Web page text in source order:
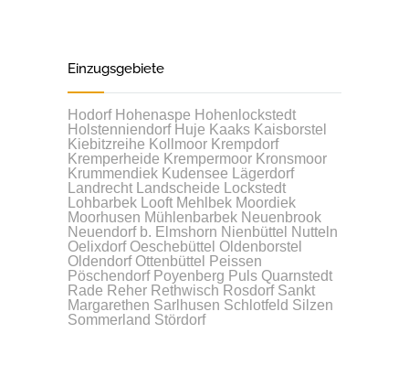
Einzugsgebiete
Hodorf Hohenaspe Hohenlockstedt
Holstenniendorf Huje Kaaks Kaisborstel
Kiebitzreihe Kollmoor Krempdorf
Kremperheide Krempermoor Kronsmoor
Krummendiek Kudensee
Lägerdorf
Landrecht
Landscheide
Lockstedt
Lohbarbek
Looft Mehlbek Moordiek
Moorhusen Mühlenbarbek Neuenbrook
Neuendorf b. Elmshorn Nienbüttel
Nutteln
Oelixdorf Oeschebüttel Oldenborstel
Oldendorf Ottenbüttel
Peissen
Pöschendorf Poyenberg Puls Quarnstedt
Rade Reher Rethwisch Rosdorf Sankt
Margarethen Sarlhusen Schlotfeld Silzen
Sommerland Stördorf